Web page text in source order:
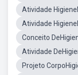
Atividade
Atividade
Conceito
Atividade
Projeto